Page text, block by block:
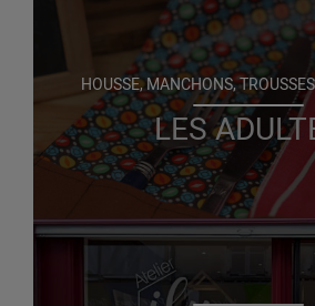
HOUSSE, MANCHONS,
LES